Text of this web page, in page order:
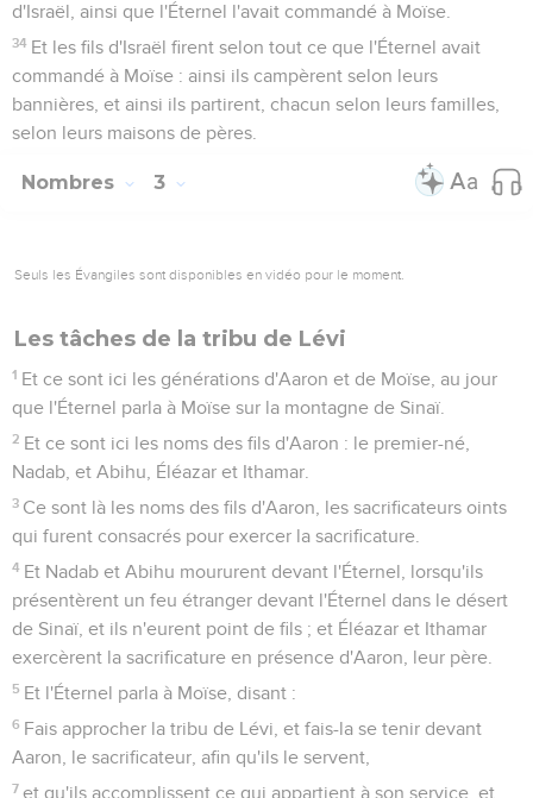
d'Israël, ainsi que l'Éternel l'avait commandé à Moïse.
34 Et les fils d'Israël firent selon tout ce que l'Éternel avait
commandé à Moïse : ainsi ils campèrent selon leurs
bannières, et ainsi ils partirent, chacun selon leurs familles,
selon leurs maisons de pères.
Nombres 3
Seuls les Évangiles sont disponibles en vidéo pour le moment.
Les tâches de la tribu de Lévi
1 Et ce sont ici les générations d'Aaron et de Moïse, au jour
que l'Éternel parla à Moïse sur la montagne de Sinaï.
2 Et ce sont ici les noms des fils d'Aaron : le premier-né,
Nadab, et Abihu, Éléazar et Ithamar.
3 Ce sont là les noms des fils d'Aaron, les sacrificateurs oints
qui furent consacrés pour exercer la sacrificature.
4 Et Nadab et Abihu moururent devant l'Éternel, lorsqu'ils
présentèrent un feu étranger devant l'Éternel dans le désert
de Sinaï, et ils n'eurent point de fils ; et Éléazar et Ithamar
exercèrent la sacrificature en présence d'Aaron, leur père.
5 Et l'Éternel parla à Moïse, disant :
6 Fais approcher la tribu de Lévi, et fais-la se tenir devant
Aaron, le sacrificateur, afin qu'ils le servent,
7 et qu'ils accomplissent ce qui appartient à son service, et